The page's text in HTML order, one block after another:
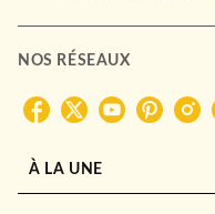
NOS RÉSEAUX
À LA UNE